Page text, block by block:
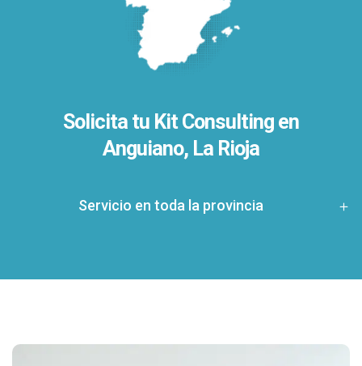
Solicita tu Kit Consulting en
Anguiano, La Rioja
Servicio en toda la provincia